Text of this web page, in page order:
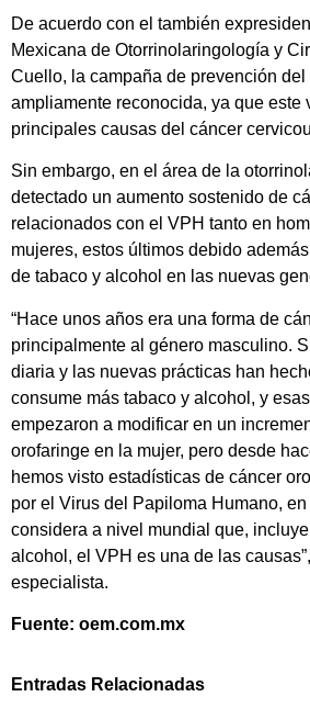
De acuerdo con el también
Mexicana de Otorrinolaringología y
Cuello, la campaña de prevención
ampliamente reconocida, ya que este
principales causas del cáncer
Sin embargo, en el área de la
detectado un aumento sostenido de
relacionados con el VPH tanto en
mujeres, estos últimos debido
de tabaco y alcohol en las nuevas
“Hace unos años era una forma de
principalmente al género masculino.
diaria y las nuevas prácticas han
consume más tabaco y alcohol, y
empezaron a modificar en un
orofaringe en la mujer, pero desde
hemos visto estadísticas de cáncer
por el Virus del Papiloma Humano,
considera a nivel mundial que,
alcohol, el VPH es una de las
especialista.
Fuente: oem.com.mx
Entradas Relacionadas